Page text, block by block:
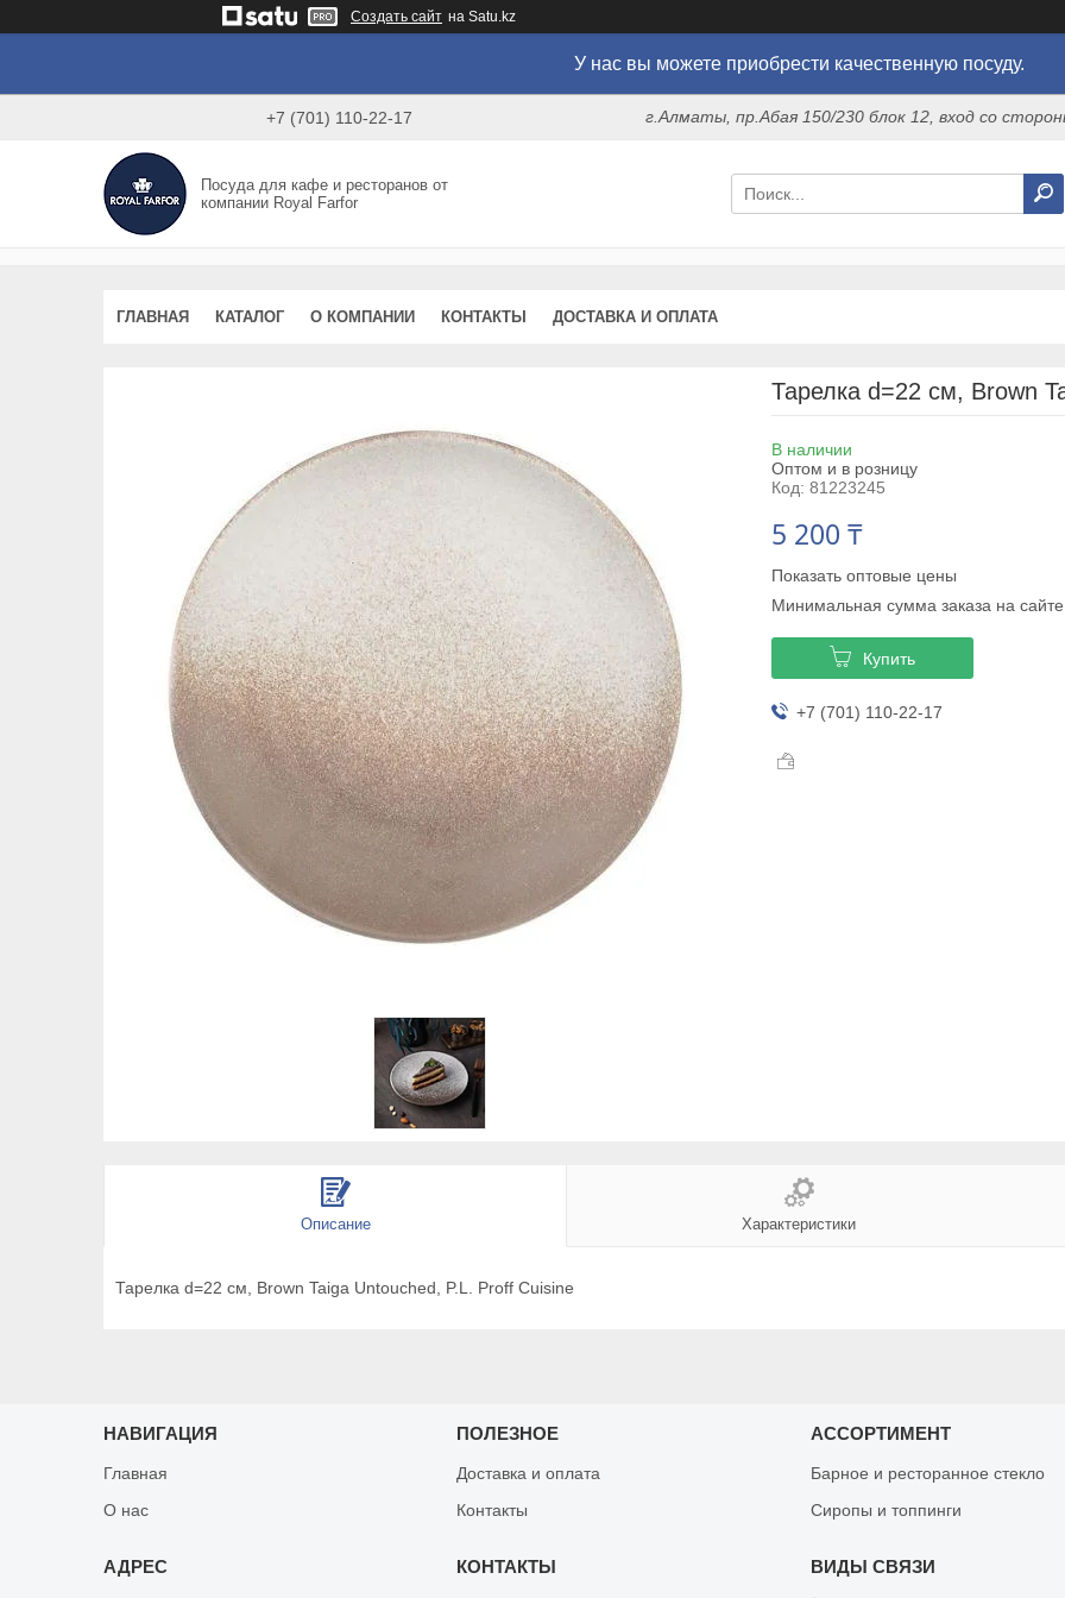
Создать сайт на Satu.kz
У нас вы можете приобрести качественную посуду.
+7 (701) 110-22-17 г.Алматы, пр.Абая 150/230 блок 12, вход со
Посуда для кафе и ресторанов от
компании Royal Farfor
ГЛАВНАЯ КАТАЛОГ О КОМПАНИИ КОНТАКТЫ ДОСТАВКА И ОПЛАТА
Тарелка d=22 см, Brown
В наличии
Оптом и в розницу
Код: 81223245
5 200 ₸
Показать оптовые цены
Минимальная сумма заказа на
Купить
+7 (701) 110-22-17
Описание Характеристики
Тарелка d=22 см, Brown Taiga Untouched, P.L. Proff Cuisine
НАВИГАЦИЯ
Главная
О нас
ПОЛЕЗНОЕ
Доставка и оплата
Контакты
АССОРТИМЕНТ
Барное и ресторанное стекло
Сиропы и топпинги